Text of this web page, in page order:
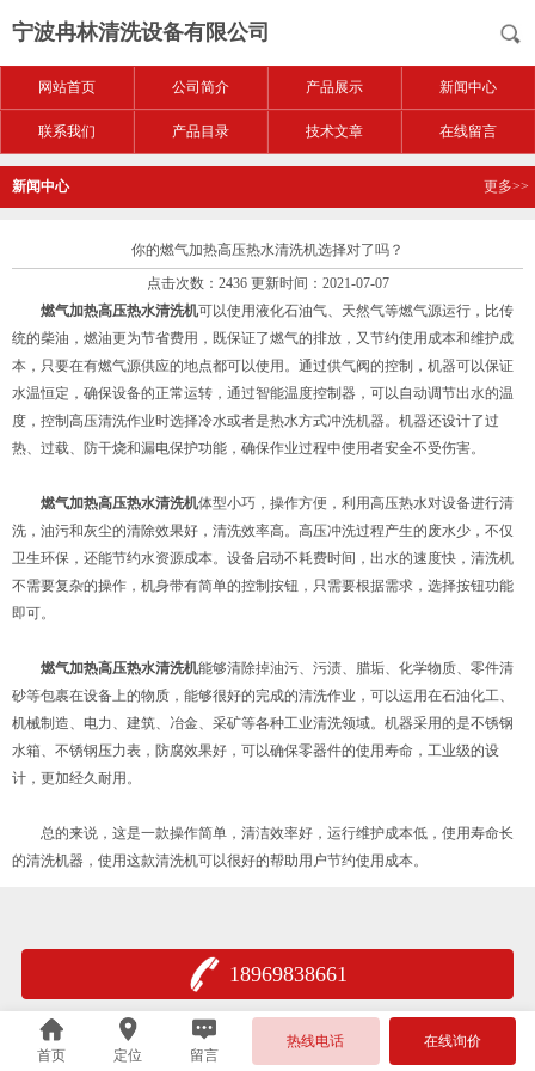
宁波冉林清洗设备有限公司
网站首页 公司简介 产品展示 新闻中心
联系我们 产品目录 技术文章 在线留言
新闻中心 更多>>
你的燃气加热高压热水清洗机选择对了吗？
点击次数：2436 更新时间：2021-07-07
燃气加热高压热水清洗机可以使用液化石油气、天然气等燃气源运行，比传
统的柴油，燃油更为节省费用，既保证了燃气的排放，又节约使用成本和维护成
本，只要在有燃气源供应的地点都可以使用。通过供气阀的控制，机器可以保证
水温恒定，确保设备的正常运转，通过智能温度控制器，可以自动调节出水的温
度，控制高压清洗作业时选择冷水或者是热水方式冲洗机器。机器还设计了过
热、过载、防干烧和漏电保护功能，确保作业过程中使用者安全不受伤害。
燃气加热高压热水清洗机体型小巧，操作方便，利用高压热水对设备进行清
洗，油污和灰尘的清除效果好，清洗效率高。高压冲洗过程产生的废水少，不仅
卫生环保，还能节约水资源成本。设备启动不耗费时间，出水的速度快，清洗机
不需要复杂的操作，机身带有简单的控制按钮，只需要根据需求，选择按钮功能
即可。
燃气加热高压热水清洗机能够清除掉油污、污渍、腊垢、化学物质、零件清
砂等包裹在设备上的物质，能够很好的完成的清洗作业，可以运用在石油化工、
机械制造、电力、建筑、冶金、采矿等各种工业清洗领域。机器采用的是不锈钢
水箱、不锈钢压力表，防腐效果好，可以确保零器件的使用寿命，工业级的设
计，更加经久耐用。
总的来说，这是一款操作简单，清洁效率好，运行维护成本低，使用寿命长
的清洗机器，使用这款清洗机可以很好的帮助用户节约使用成本。
18969838661
首页 定位 留言
热线电话 在线询价